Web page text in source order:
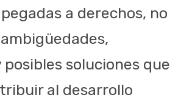
a derechos, no
soluciones que
al desarrollo